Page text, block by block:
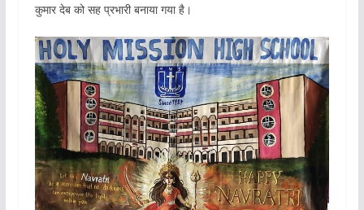
कुमार देब को सह प्रभारी बनाया गया है।